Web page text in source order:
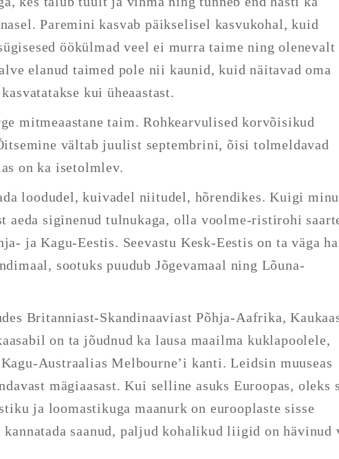
Paremini kasvab päikselisel kasvukohal, kuid
öökülmad veel ei murra taime ning olenevalt
elanud taimed pole nii kaunid, kuid näitavad oma
kui üheaastast.
mitmeaastane taim. Rohkearvulised korvõisikud
vältab juulist septembrini, õisi tolmeldavad
on ka isetolmlev.
loodudel, kuivadel niitudel, hõrendikes. Kuigi minu
aeda siginenud tulnukaga, olla voolme-ristirohi
ja Kagu-Eestis. Seevastu Kesk-Eestis on ta väga
sootuks puudub Jõgevamaal ning Lõuna-
Britanniast-Skandinaaviast Põhja-Aafrika,
on ta jõudnud ka lausa maailma kuklapoolele,
Austraalias Melbourne’i kanti. Leidsin muuseas
mägiaasast. Kui selline asuks Euroopas, oleks
ja loomastikuga maanurk on eurooplaste sisse
saanud, paljud kohalikud liigid on hävinud